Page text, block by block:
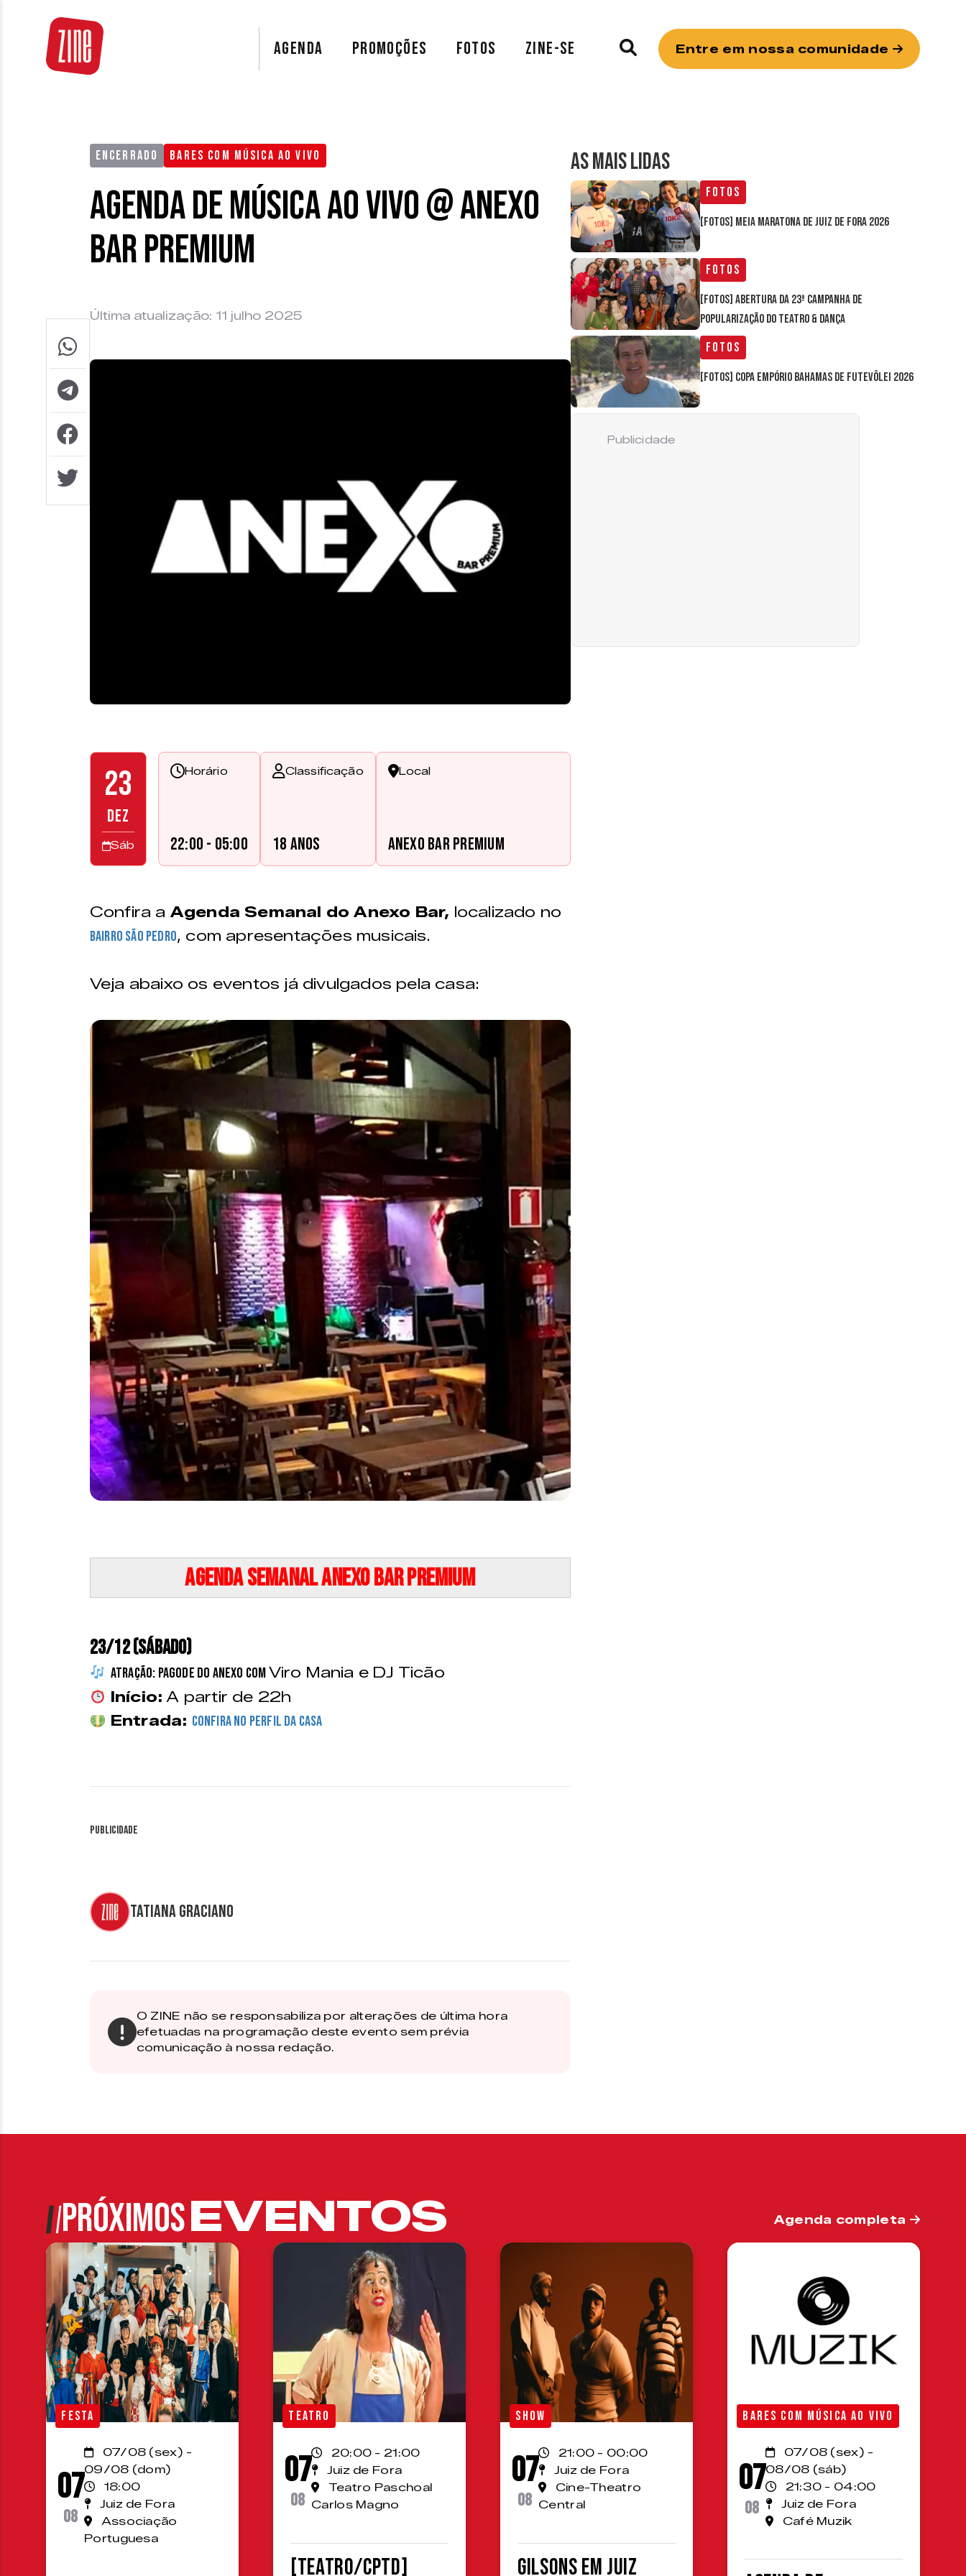
AGENDA PROMOÇÕES FOTOS ZINE-SE Entre em nossa comunidade
ENCERRADO BARES COM MÚSICA AO VIVO
Agenda de Música ao Vivo @ Anexo
Bar Premium
Última atualização: 11 julho 2025
23
DEZ
Sáb
Horário
22:00 - 05:00
Classificação
18 anos
Local
Anexo Bar Premium
Confira a Agenda Semanal do Anexo Bar, localizado no
bairro São Pedro, com apresentações musicais.
Veja abaixo os eventos já divulgados pela casa:
AGENDA SEMANAL ANEXO BAR PREMIUM
23/12 (SÁBADO)
Atração: Pagode do Anexo comViro Mania e DJ Ticão
Início: A partir de 22h
Entrada: Confira no perfil da casa
Publicidade
Tatiana Graciano
O ZINE não se responsabiliza por alterações de última hora
efetuadas na programação deste evento sem prévia
comunicação à nossa redação.
AS MAIS LIDAS
Fotos
[FOTOS] Meia Maratona de Juiz de Fora 2026
Fotos
[FOTOS] Abertura da 23ª Campanha de
Popularização do Teatro & Dança
Fotos
[FOTOS] Copa Empório Bahamas de Futevôlei 2026
Publicidade
PRÓXIMOSEVENTOS Agenda completa
FESTA
07
08
07/08 (sex) -
09/08 (dom)
18:00
Juiz de Fora
Associação
Portuguesa
TEATRO
07
08
20:00 - 21:00
Juiz de Fora
Teatro Paschoal
Carlos Magno
[TEATRO/CPTD]
SHOW
07
08
21:00 - 00:00
Juiz de Fora
Cine-Theatro
Central
Gilsons em Juiz
BARES COM MÚSICA AO VIVO
07
08
07/08 (sex) -
08/08 (sáb)
21:30 - 04:00
Juiz de Fora
Café Muzik